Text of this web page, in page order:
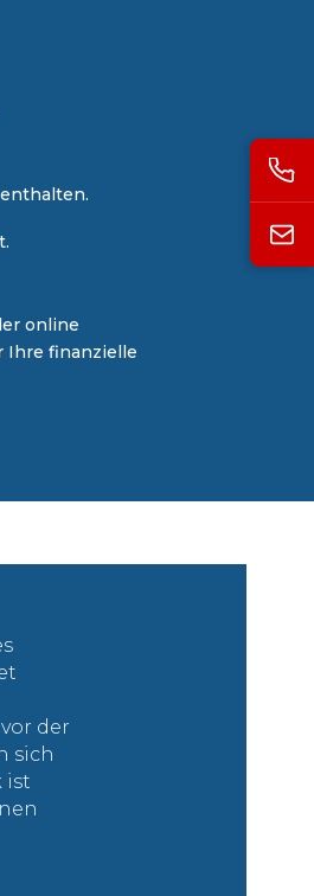
online
Ihre finanzielle
der
sich
ist